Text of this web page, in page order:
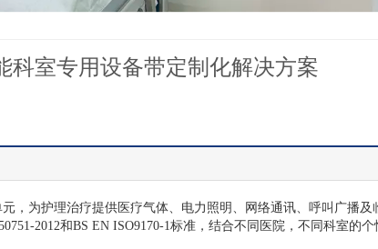
科室专用设备带定制化解决方案
为护理治疗提供医疗气体、电力照明、网络通讯、呼叫广播及
2012和BS EN ISO9170-1标准，结合不同医院，不同科室的个